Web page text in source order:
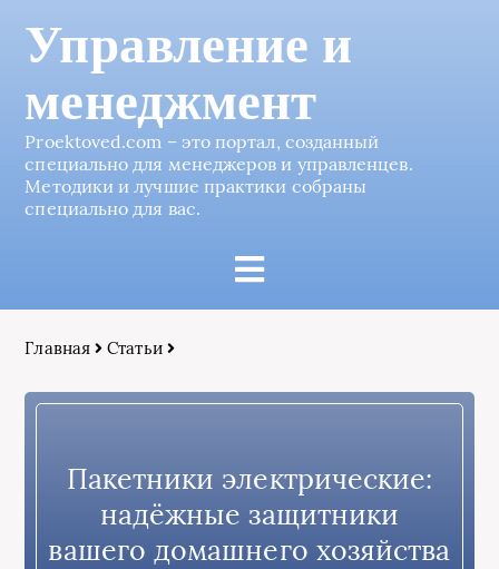
Управление и
менеджмент
Proektoved.com – это портал, созданный
специально для менеджеров и управленцев.
Методики и лучшие практики собраны
специально для вас.
Главная Статьи
Пакетники электрические:
надёжные защитники
вашего домашнего хозяйства